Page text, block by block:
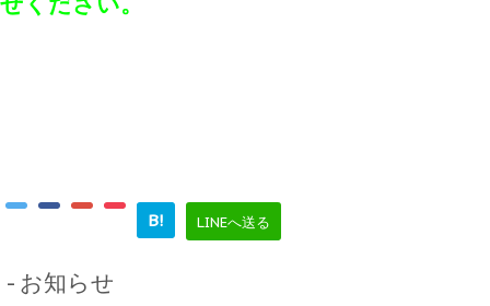
B! LINEへ送る
- お知らせ